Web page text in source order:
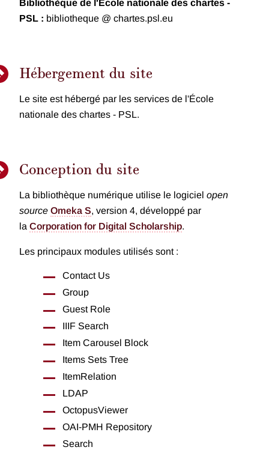
Bibliothèque de l'École nationale des chartes -
PSL : bibliotheque @ chartes.psl.eu
Hébergement du site
Le site est hébergé par les services de l'École
nationale des chartes - PSL.
Conception du site
La bibliothèque numérique utilise le logiciel open
source Omeka S, version 4, développé par
la Corporation for Digital Scholarship.
Les principaux modules utilisés sont :
Contact Us
Group
Guest Role
IIIF Search
Item Carousel Block
Items Sets Tree
ItemRelation
LDAP
OctopusViewer
OAI-PMH Repository
Search